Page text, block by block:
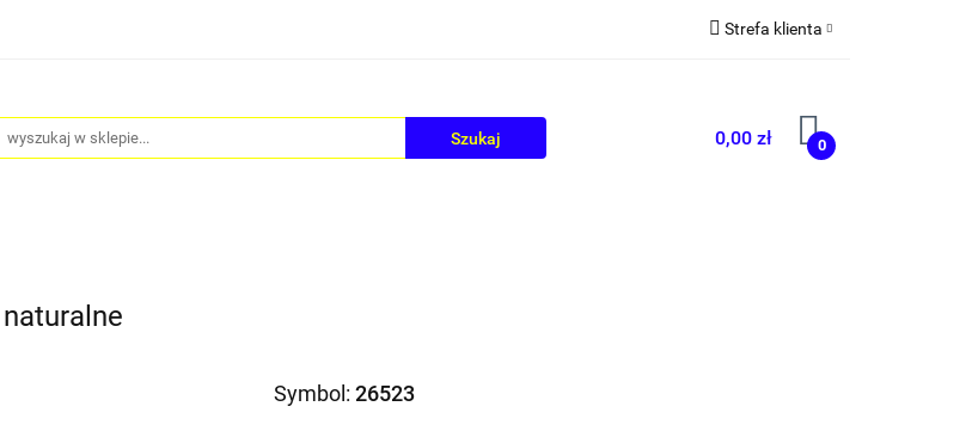
Strefa klienta
Zarejestruj się
Dodaj zgłoszenie
0,00 zł 0
Symbol:26523